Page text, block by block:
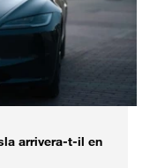
arrivera-t-il en